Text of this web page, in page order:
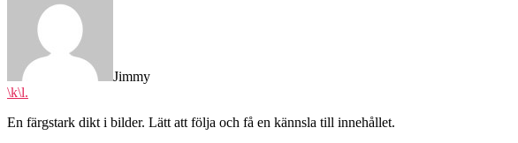
Jimmy
\k\l.
En färgstark dikt i bilder. Lätt att följa och få en kännsla till innehållet.